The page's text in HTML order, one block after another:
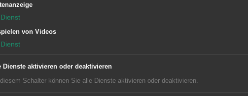
Dienst
von Videos
Dienst
Dienste aktivieren oder deaktivieren
Schalter können Sie alle Dienste aktivieren oder deaktivieren.